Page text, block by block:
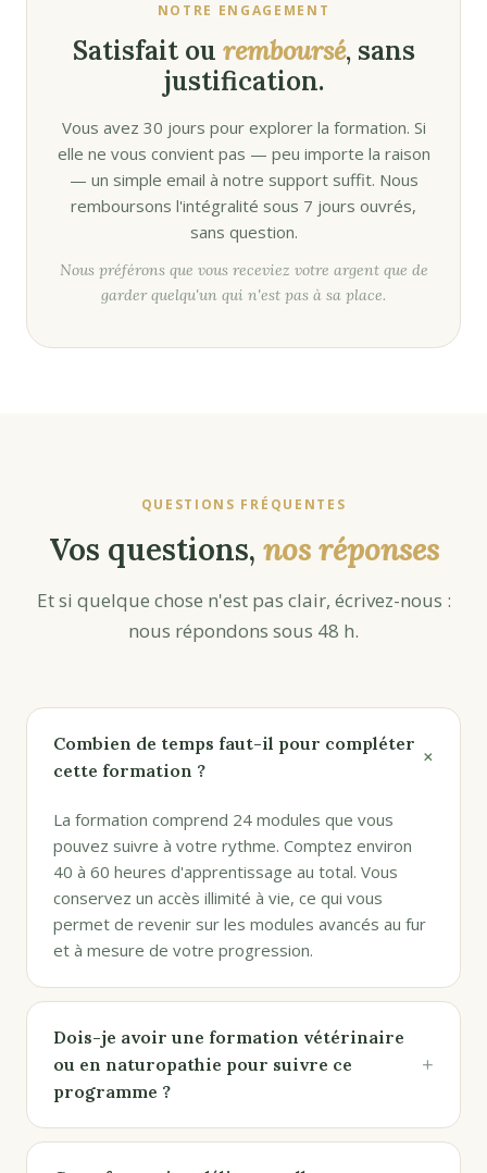
NOTRE ENGAGEMENT
Satisfait ou remboursé, sans
justification.
Vous avez 30 jours pour explorer la formation. Si
elle ne vous convient pas — peu importe la raison
— un simple email à notre support suffit. Nous
remboursons l'intégralité sous 7 jours ouvrés,
sans question.
Nous préférons que vous receviez votre argent que de
garder quelqu'un qui n'est pas à sa place.
QUESTIONS FRÉQUENTES
Vos questions, nos réponses
Et si quelque chose n'est pas clair, écrivez-nous :
nous répondons sous 48 h.
Combien de temps faut-il pour compléter
cette formation ?
+
La formation comprend 24 modules que vous
pouvez suivre à votre rythme. Comptez environ
40 à 60 heures d'apprentissage au total. Vous
conservez un accès illimité à vie, ce qui vous
permet de revenir sur les modules avancés au fur
et à mesure de votre progression.
Dois-je avoir une formation vétérinaire
ou en naturopathie pour suivre ce
programme ?
+